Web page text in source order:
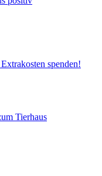
spenden!
Tierhaus